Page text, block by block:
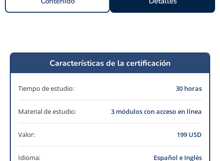
Características de la certificación
Tiempo de estudio: 30 horas
Material de estudio: 3 módulos con acceso en línea
Valor: 199 USD
Idioma: Español e Inglés